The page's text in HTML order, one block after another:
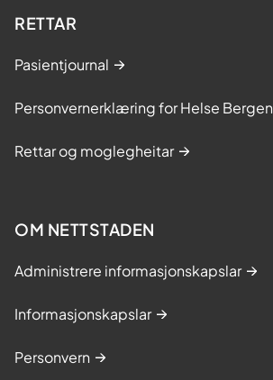
RETTAR
Pasientjournal
Personvernerklæring for Helse Bergen
Rettar og moglegheitar
OM NETTSTADEN
Administrere informasjonskapslar
Informasjonskapslar
Personvern